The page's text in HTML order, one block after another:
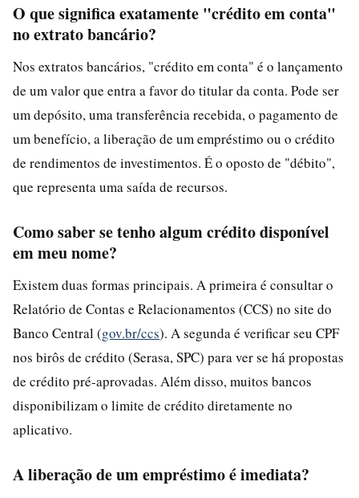
O que significa exatamente "crédito em conta"
no extrato bancário?
Nos extratos bancários, "crédito em conta" é o lançamento
de um valor que entra a favor do titular da conta. Pode ser
um depósito, uma transferência recebida, o pagamento de
um benefício, a liberação de um empréstimo ou o crédito
de rendimentos de investimentos. É o oposto de "débito",
que representa uma saída de recursos.
Como saber se tenho algum crédito disponível
em meu nome?
Existem duas formas principais. A primeira é consultar o
Relatório de Contas e Relacionamentos (CCS) no site do
Banco Central (gov.br/ccs). A segunda é verificar seu CPF
nos birôs de crédito (Serasa, SPC) para ver se há propostas
de crédito pré-aprovadas. Além disso, muitos bancos
disponibilizam o limite de crédito diretamente no
aplicativo.
A liberação de um empréstimo é imediata?